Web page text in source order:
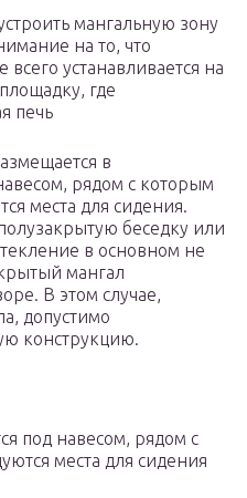
мангальную зону
на то, что
устанавливается на
где
печь
в
рядом с которым
места для сидения.
беседку или
в основном не
мангал
В этом случае,
допустимо
конструкцию.
под навесом, рядом с
места для сидения